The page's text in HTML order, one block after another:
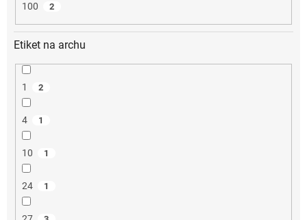
100 2
Etiket na archu
1 2
4 1
10 1
24 1